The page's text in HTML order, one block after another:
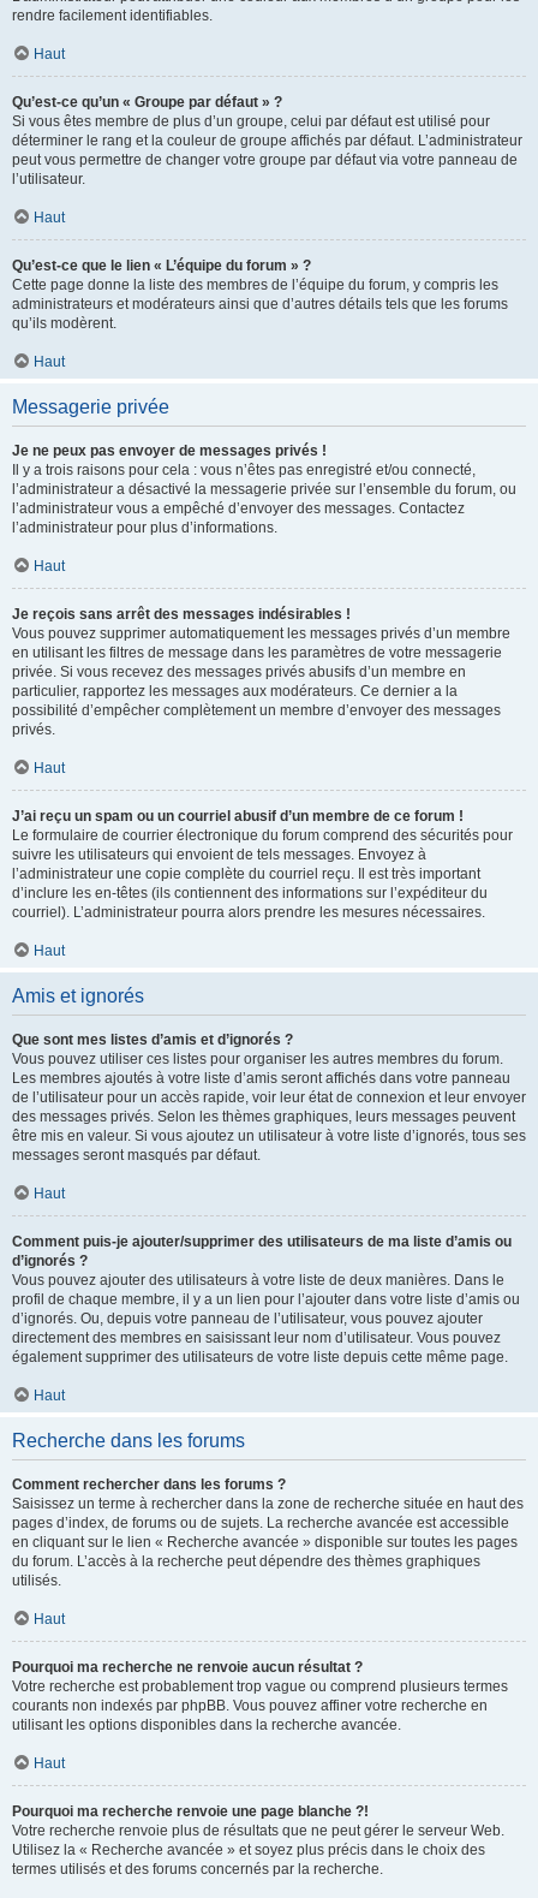
rendre facilement identifiables.
Haut
Qu’est-ce qu’un « Groupe par défaut » ?
Si vous êtes membre de plus d’un groupe, celui par défaut est utilisé pour
déterminer le rang et la couleur de groupe affichés par défaut. L’administrateur
peut vous permettre de changer votre groupe par défaut via votre panneau de
l’utilisateur.
Haut
Qu’est-ce que le lien « L’équipe du forum » ?
Cette page donne la liste des membres de l’équipe du forum, y compris les
administrateurs et modérateurs ainsi que d’autres détails tels que les forums
qu’ils modèrent.
Haut
Messagerie privée
Je ne peux pas envoyer de messages privés !
Il y a trois raisons pour cela : vous n’êtes pas enregistré et/ou connecté,
l’administrateur a désactivé la messagerie privée sur l’ensemble du forum, ou
l’administrateur vous a empêché d’envoyer des messages. Contactez
l’administrateur pour plus d’informations.
Haut
Je reçois sans arrêt des messages indésirables !
Vous pouvez supprimer automatiquement les messages privés d’un membre
en utilisant les filtres de message dans les paramètres de votre messagerie
privée. Si vous recevez des messages privés abusifs d’un membre en
particulier, rapportez les messages aux modérateurs. Ce dernier a la
possibilité d’empêcher complètement un membre d’envoyer des messages
privés.
Haut
J’ai reçu un spam ou un courriel abusif d’un membre de ce forum !
Le formulaire de courrier électronique du forum comprend des sécurités pour
suivre les utilisateurs qui envoient de tels messages. Envoyez à
l’administrateur une copie complète du courriel reçu. Il est très important
d’inclure les en-têtes (ils contiennent des informations sur l’expéditeur du
courriel). L’administrateur pourra alors prendre les mesures nécessaires.
Haut
Amis et ignorés
Que sont mes listes d’amis et d’ignorés ?
Vous pouvez utiliser ces listes pour organiser les autres membres du forum.
Les membres ajoutés à votre liste d’amis seront affichés dans votre panneau
de l’utilisateur pour un accès rapide, voir leur état de connexion et leur envoyer
des messages privés. Selon les thèmes graphiques, leurs messages peuvent
être mis en valeur. Si vous ajoutez un utilisateur à votre liste d’ignorés, tous ses
messages seront masqués par défaut.
Haut
Comment puis-je ajouter/supprimer des utilisateurs de ma liste d’amis ou
d’ignorés ?
Vous pouvez ajouter des utilisateurs à votre liste de deux manières. Dans le
profil de chaque membre, il y a un lien pour l’ajouter dans votre liste d’amis ou
d’ignorés. Ou, depuis votre panneau de l’utilisateur, vous pouvez ajouter
directement des membres en saisissant leur nom d’utilisateur. Vous pouvez
également supprimer des utilisateurs de votre liste depuis cette même page.
Haut
Recherche dans les forums
Comment rechercher dans les forums ?
Saisissez un terme à rechercher dans la zone de recherche située en haut des
pages d’index, de forums ou de sujets. La recherche avancée est accessible
en cliquant sur le lien « Recherche avancée » disponible sur toutes les pages
du forum. L’accès à la recherche peut dépendre des thèmes graphiques
utilisés.
Haut
Pourquoi ma recherche ne renvoie aucun résultat ?
Votre recherche est probablement trop vague ou comprend plusieurs termes
courants non indexés par phpBB. Vous pouvez affiner votre recherche en
utilisant les options disponibles dans la recherche avancée.
Haut
Pourquoi ma recherche renvoie une page blanche ?!
Votre recherche renvoie plus de résultats que ne peut gérer le serveur Web.
Utilisez la « Recherche avancée » et soyez plus précis dans le choix des
termes utilisés et des forums concernés par la recherche.